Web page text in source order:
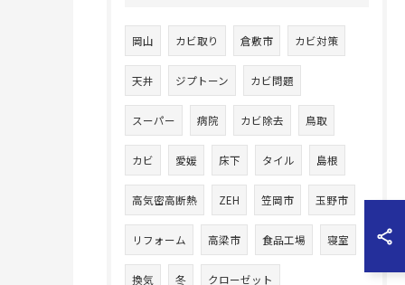
岡山 カビ取り 倉敷市 カビ対策
天井 ジプトーン カビ問題
スーパー 病院 カビ除去 鳥取
カビ 愛媛 床下 タイル 島根
高気密高断熱 ZEH 笠岡市 玉野市
リフォーム 高梁市 食品工場 寝室
換気 冬 クローゼット